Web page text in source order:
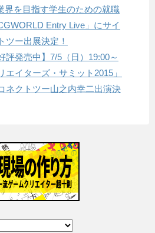
界を目指す学生のための就職
Entry Live」にサイ
ツー出展決定！
評発売中】7/5（日）19:00～
エイターズ・サミット2015」
ネクトツー山之内幸二出演決